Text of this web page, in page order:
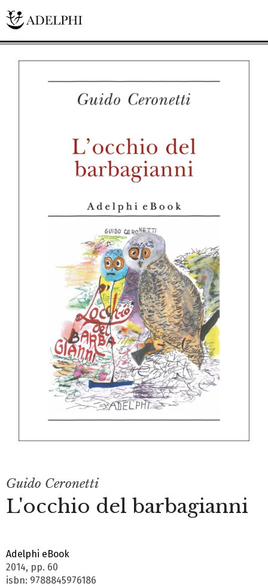
Guido Ceronetti
L'occhio del barbagianni
Adelphi eBook
2014, pp. 60
isbn: 9788845976186